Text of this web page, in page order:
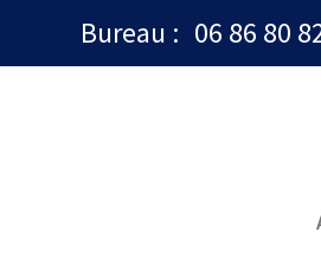
Bureau : 06 86 80